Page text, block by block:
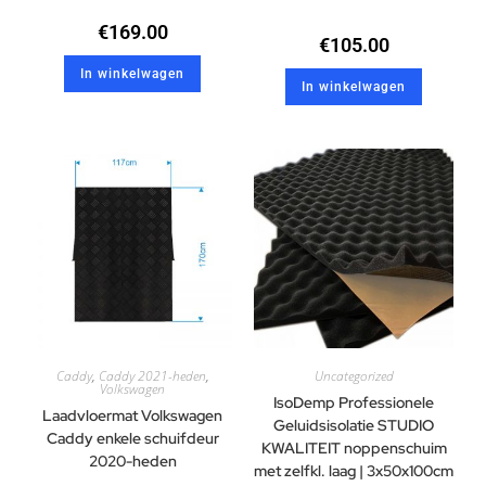
€169.00
In winkelwagen
€105.00
In winkelwagen
Caddy, Caddy 2021-heden,
Volkswagen
Laadvloermat Volkswagen
Caddy enkele schuifdeur
2020-heden
Uncategorized
IsoDemp Professionele
Geluidsisolatie STUDIO
KWALITEIT noppenschuim
met zelfkl. laag | 3x50x100cm